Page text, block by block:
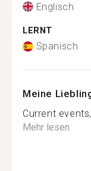
Englisch
LERNT
Spanisch
Meine
Current
Mehr lesen